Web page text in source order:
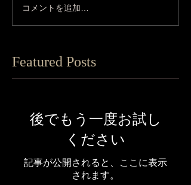
コメントを追加…
Featured Posts
後でもう一度お試し
ください
記事が公開されると、ここに表示
されます。